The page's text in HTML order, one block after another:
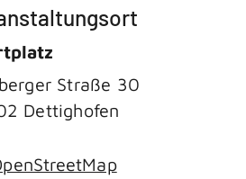
Straße 30
Dettighofen